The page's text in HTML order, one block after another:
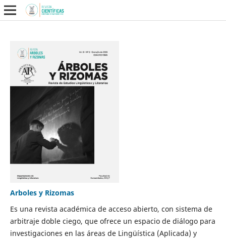
Arboles y Rizomas
Es una revista académica de acceso abierto, con sistema de
arbitraje doble ciego, que ofrece un espacio de diálogo para
investigaciones en las áreas de Lingüística (Aplicada) y